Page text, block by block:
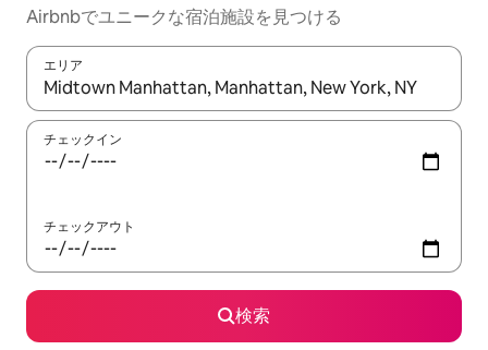
Airbnbでユニークな宿泊施設を見つける
エリア
検索結果が表示されたら、上下の矢印キーを使って移動するか
チェックイン
チェックアウト
検索